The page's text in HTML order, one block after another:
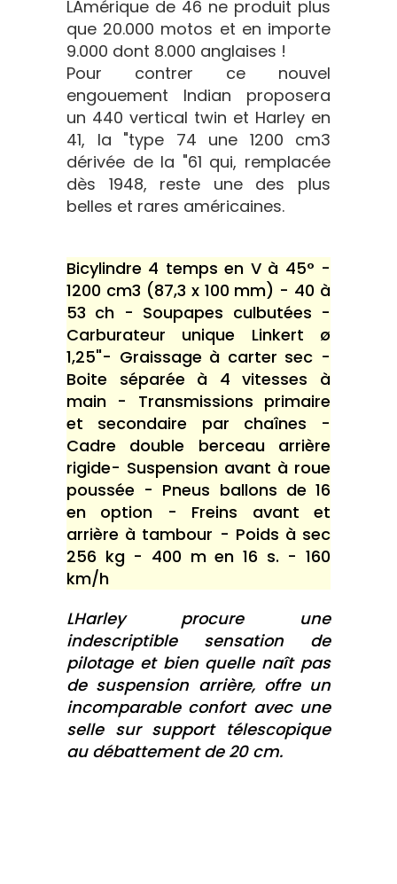
LAmérique de 46 ne produit plus
que 20.000 motos et en importe
9.000 dont 8.000 anglaises !
Pour contrer ce nouvel
engouement Indian proposera
un 440 vertical twin et Harley en
41, la "type 74 une 1200 cm3
dérivée de la "61 qui, remplacée
dès 1948, reste une des plus
belles et rares américaines.
Bicylindre 4 temps en V à 45° -
1200 cm3 (87,3 x 100 mm) - 40 à
53 ch - Soupapes culbutées -
Carburateur unique Linkert ø
1,25"- Graissage à carter sec -
Boite séparée à 4 vitesses à
main - Transmissions primaire
et secondaire par chaînes -
Cadre double berceau arrière
rigide- Suspension avant à roue
poussée - Pneus ballons de 16
en option - Freins avant et
arrière à tambour - Poids à sec
256 kg - 400 m en 16 s. - 160
km/h
LHarley procure une
indescriptible sensation de
pilotage et bien quelle naît pas
de suspension arrière, offre un
incomparable confort avec une
selle sur support télescopique
au débattement de 20 cm.